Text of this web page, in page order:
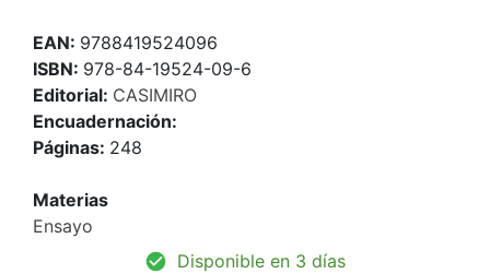
EAN: 9788419524096
ISBN: 978-84-19524-09-6
Editorial: CASIMIRO
Encuadernación:
Páginas: 248
Materias
Ensayo
Disponible en 3 días